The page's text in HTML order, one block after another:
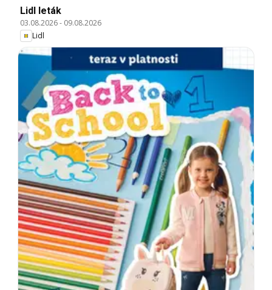
Lidl leták
03.08.2026- 09.08.2026
Lidl